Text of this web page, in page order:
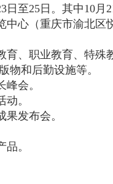
至25日。其中10月
心（重庆市渝北区
、职业教育、特殊
物和后勤设施等。
会。
。
发布会。
。